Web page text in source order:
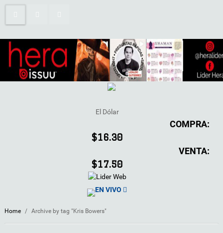
El Dólar
COMPRA:
$16.30
VENTA:
$17.50
EN VIVO
Home / Archive by tag "Kris Bowers"